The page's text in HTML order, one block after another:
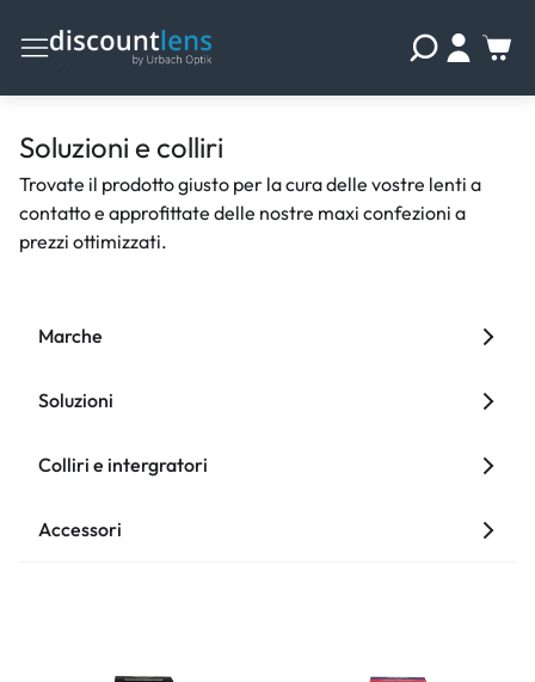
Soluzioni e colliri
Trovate il prodotto giusto per la cura delle vostre lenti a
contatto e approfittate delle nostre maxi confezioni a
prezzi ottimizzati.
Marche
Soluzioni
Colliri e intergratori
Accessori